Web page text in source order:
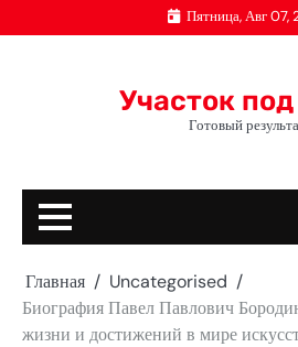
к
Пятница, Авг 07,
Участок
Готовый
Главная
Uncategorised
Биография Павел Павлович
жизни и достижений в мире